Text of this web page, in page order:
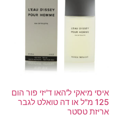
איסי מיאקי ל'האו ד'יזי פור הום
125 מ"ל או דה טואלט לגבר
אריזת טסטר